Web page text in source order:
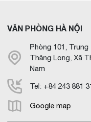
VĂN PHÒNG HÀ NỘI
Phòng 101,
Thăng Long, Xã
Nam
Tel: +84 243 881
Google map